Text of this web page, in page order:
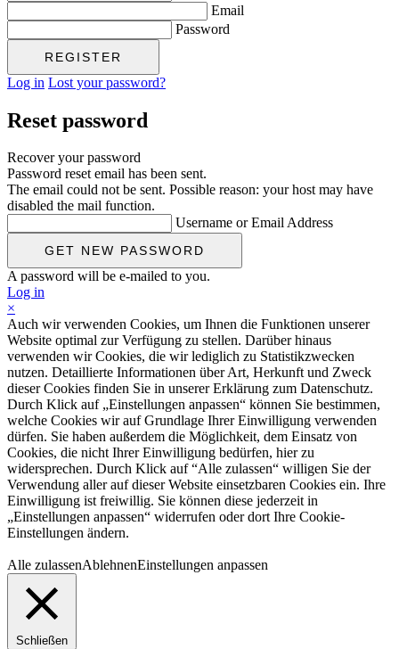
Email
Password
Log in Lost your password?
Reset password
Recover your password
Password reset email has been sent.
The email could not be sent. Possible reason: your host may have
disabled the mail function.
Username or Email Address
A password will be e-mailed to you.
Log in
×
Auch wir verwenden Cookies, um Ihnen die Funktionen unserer
Website optimal zur Verfügung zu stellen. Darüber hinaus
verwenden wir Cookies, die wir lediglich zu Statistikzwecken
nutzen. Detaillierte Informationen über Art, Herkunft und Zweck
dieser Cookies finden Sie in unserer Erklärung zum Datenschutz.
Durch Klick auf „Einstellungen anpassen“ können Sie bestimmen,
welche Cookies wir auf Grundlage Ihrer Einwilligung verwenden
dürfen. Sie haben außerdem die Möglichkeit, dem Einsatz von
Cookies, die nicht Ihrer Einwilligung bedürfen, hier zu
widersprechen. Durch Klick auf “Alle zulassen“ willigen Sie der
Verwendung aller auf dieser Website einsetzbaren Cookies ein. Ihre
Einwilligung ist freiwillig. Sie können diese jederzeit in
„Einstellungen anpassen“ widerrufen oder dort Ihre Cookie-
Einstellungen ändern.
Alle zulassenAblehnenEinstellungen anpassen
Schließen